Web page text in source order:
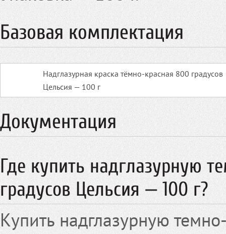
Базовая комплектация
Надглазурная краска тёмно-красная 800 градусов
Цельсия — 100 г
Документация
Где купить надглазурную
градусов Цельсия — 100 г?
Купить надглазурную